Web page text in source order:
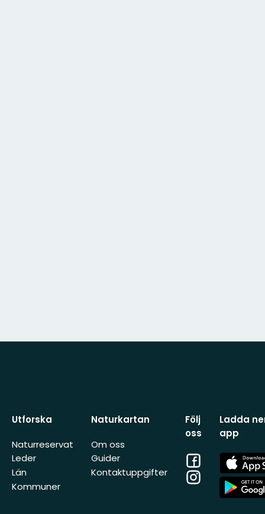
Utforska
Naturreservat
Leder
Län
Kommuner
Naturkartan
Om oss
Guider
Kontaktuppgifter
Följ
oss
Facebook
Instagram
Ladda
app
App
Store
App
Store